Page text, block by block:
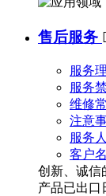
售后服务
服务
服务
维修
注意
服务
客户
创新、诚信
产品已出口